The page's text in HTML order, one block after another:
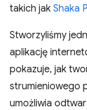
takich jak Shaka
Stworzyliśmy
aplikację
pokazuje, jak
strumieniowego
umożliwia